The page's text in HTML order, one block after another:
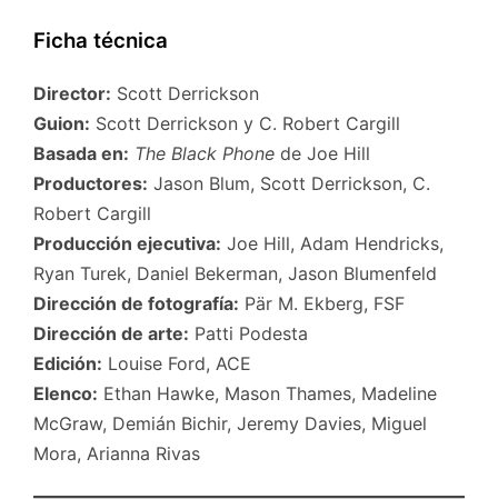
Ficha técnica
Director: Scott Derrickson
Guion: Scott Derrickson y C. Robert Cargill
Basada en: The Black Phone de Joe Hill
Productores: Jason Blum, Scott Derrickson, C.
Robert Cargill
Producción ejecutiva: Joe Hill, Adam Hendricks,
Ryan Turek, Daniel Bekerman, Jason Blumenfeld
Dirección de fotografía: Pär M. Ekberg, FSF
Dirección de arte: Patti Podesta
Edición: Louise Ford, ACE
Elenco: Ethan Hawke, Mason Thames, Madeline
McGraw, Demián Bichir, Jeremy Davies, Miguel
Mora, Arianna Rivas